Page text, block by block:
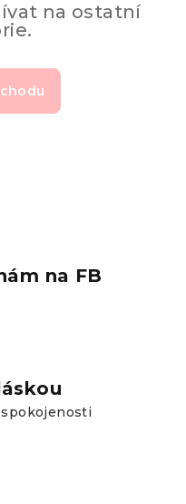
na ostatní
na FB
spokojenosti